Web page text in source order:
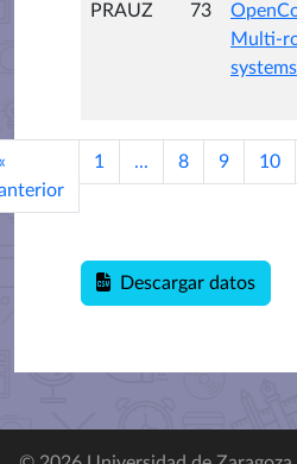
PRAUZ 73
Multi-
systems
1 ... 8 9 10
Descargar datos